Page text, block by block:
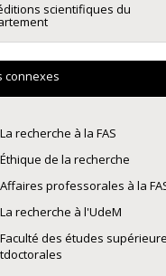
scientifiques du
connexes
La recherche à la FAS
Éthique de la recherche
Affaires professorales à la
La recherche à l'UdeM
Faculté des études